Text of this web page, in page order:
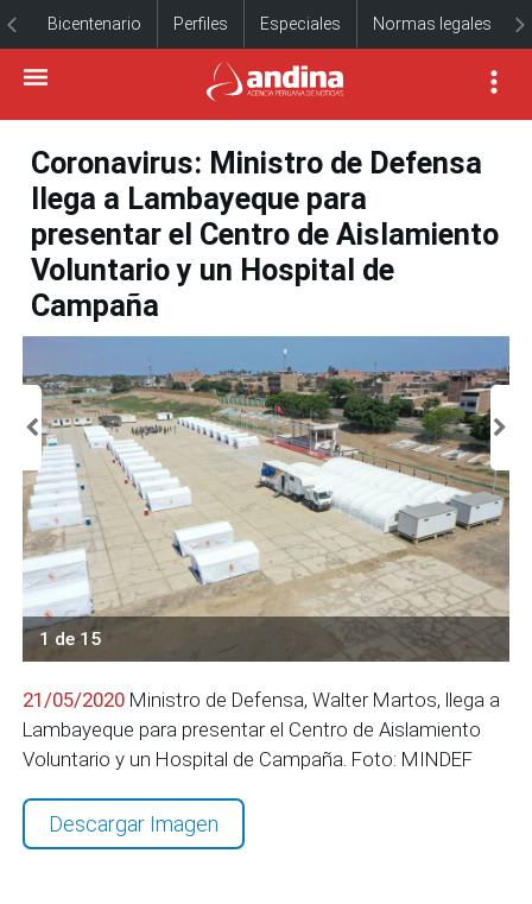
Bicentenario Perfiles Especiales Normas legales
Coronavirus: Ministro de Defensa
llega a Lambayeque para
presentar el Centro de Aislamiento
Voluntario y un Hospital de
Campaña
1 de 15
21/05/2020 Ministro de Defensa, Walter Martos, llega a
Lambayeque para presentar el Centro de Aislamiento
Voluntario y un Hospital de Campaña. Foto: MINDEF
Descargar Imagen